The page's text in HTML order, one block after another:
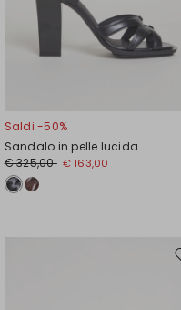
Saldi -50%
Sandalo in pelle lucida
€ 325,00 € 163,00